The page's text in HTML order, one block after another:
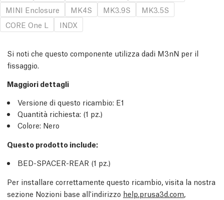
MINI Enclosure
MK4S MK3.9S
MK3.5S
CORE One L
INDX
Si noti che questo componente utilizza dadi M3nN per il
fissaggio.
Maggiori dettagli
Versione di questo ricambio: E1
Quantità richiesta: (1 pz.)
Colore: Nero
Questo prodotto include:
BED-SPACER-REAR (1 pz.)
Per installare correttamente questo ricambio, visita la nostra
sezione Nozioni base all'indirizzo help.prusa3d.com,